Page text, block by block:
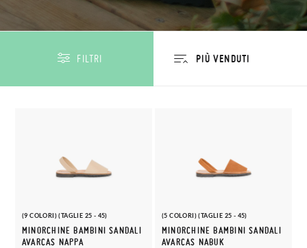
FILTRI
(9 COLORI) (TAGLIE 25 - 45)
MINORCHINE BAMBINI SANDALI
AVARCAS NAPPA
(5 COLORI) (TAGLIE 25 - 45)
MINORCHINE BAMBINI SANDALI
AVARCAS NABUK